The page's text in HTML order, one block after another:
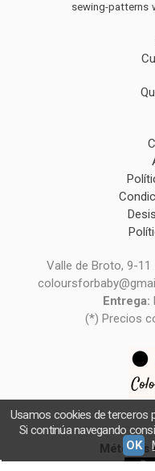
sewing-patterns
Valle de Broto, 9-11
Entrega:
(*) Precios
Métodos
Usamos cookies de terceros
Si continúa navegando
OK